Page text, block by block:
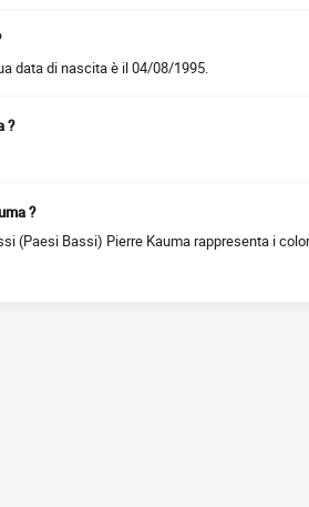
data di nascita è il 04/08/1995.
?
?
(Paesi Bassi) Pierre Kauma rappresenta i